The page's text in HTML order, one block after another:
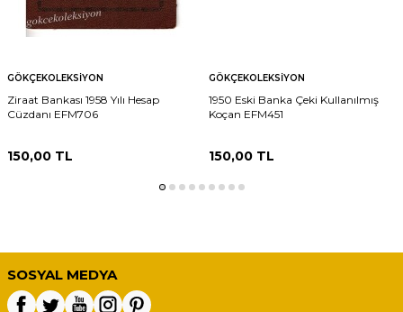
GÖKÇEKOLEKSIYON
Ziraat Bankası 1958 Yılı Hesap
Cüzdanı EFM706
150,00 TL
GÖKÇEKOLEKSIYON
1950 Eski Banka Çeki Kullanılmış
Koçan EFM451
150,00TL
SOSYAL MEDYA